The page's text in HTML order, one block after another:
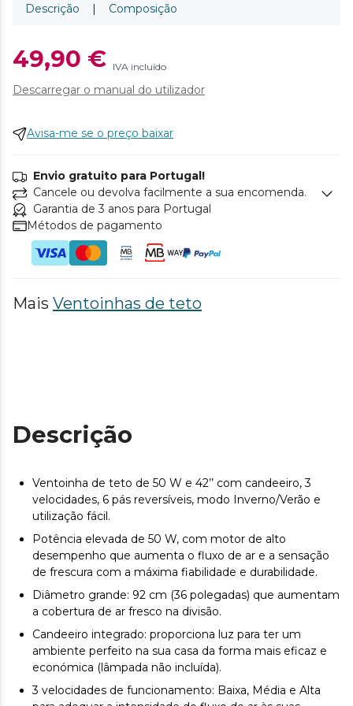
Descrição | Composição
49,90 € IVA incluído
Descarregar o manual do utilizador
Avisa-me se o preço baixar
Envio gratuito para Portugal!
Cancele ou devolva facilmente a sua encomenda.
Garantia de 3 anos para Portugal
Métodos de pagamento
Mais Ventoinhas de teto
Descrição
Ventoinha de teto de 50 W e 42’’ com candeeiro, 3
velocidades, 6 pás reversíveis, modo Inverno/Verão e
utilização fácil.
Potência elevada de 50 W, com motor de alto
desempenho que aumenta o fluxo de ar e a sensação
de frescura com a máxima fiabilidade e durabilidade.
Diâmetro grande: 92 cm (36 polegadas) que aumentam
a cobertura de ar fresco na divisão.
Candeeiro integrado: proporciona luz para ter um
ambiente perfeito na sua casa da forma mais eficaz e
económica (lâmpada não incluída).
3 velocidades de funcionamento: Baixa, Média e Alta